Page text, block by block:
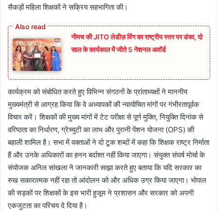
सैकड़ों महिला शिक्षकों ने सक्रिय सहभागिता की।
नीमच की JITO लेडीज़ विंग का राष्ट्रीय स्तर पर डंका, दो
साल के कार्यकाल में जीते 5 नेशनल अवॉर्ड
कार्यक्रम को संबोधित करते हुए विभिन्न संगठनों के प्रांताध्यक्षों ने माननीय
मुख्यमंत्री से आग्रह किया कि वे अध्यापकों की न्यायोचित मांगों पर गंभीरतापूर्वक
विचार करें। शिक्षकों की मुख्य मांगों में टेट परीक्षा से पूर्ण मुक्ति, नियुक्ति दिनांक से
वरिष्ठता का निर्धारण, ग्रेच्युटी का लाभ और पुरानी पेंशन योजना (OPS) की
बहाली शामिल है। सभा में वक्ताओं ने दो टूक शब्दों में कहा कि शिक्षक राष्ट्र निर्माता
हैं और उनके अधिकारों का हनन बर्दाश्त नहीं किया जाएगा। संयुक्त संघर्ष मोर्चा के
संयोजक अनिल सांखला ने जानकारी साझा करते हुए बताया कि यदि सरकार का
रुख सकारात्मक नहीं रहा तो आंदोलन को और अधिक उग्र किया जाएगा। भोपाल
की सड़कों पर शिक्षकों के इस भारी हुजूम ने प्रशासन और सरकार को अपनी
एकजुटता का परिचय दे दिया है।